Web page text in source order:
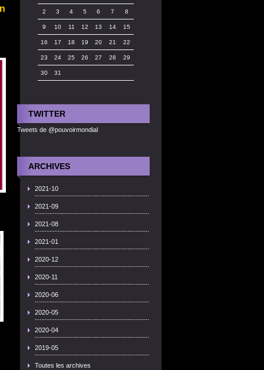
2 3 4 5 6 7 8
9 10 11 12 13 14 15
16 17 18 19 20 21 22
23 24 25 26 27 28 29
30 31
TWITTER
Tweets de @pouvoirmondial
ARCHIVES
2021-10
2021-09
2021-08
2021-01
2020-12
2020-11
2020-06
2020-05
2020-04
2019-05
Toutes les archives